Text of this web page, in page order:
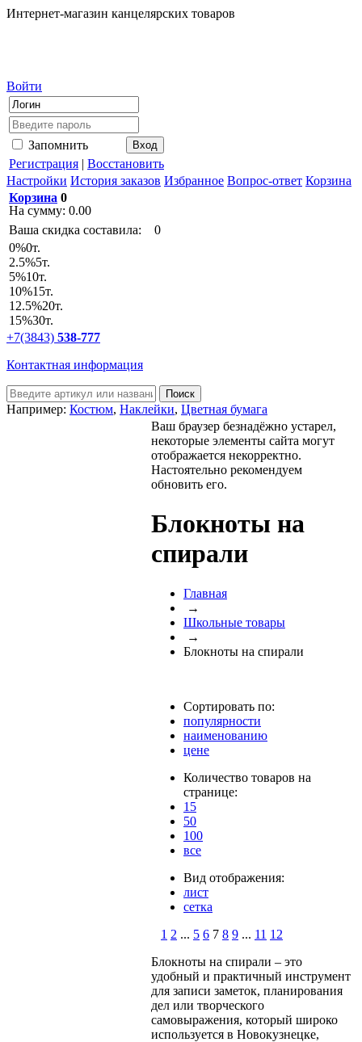
Интернет-магазин канцелярских товаров
Войти
Запомнить
Регистрация | Восстановить
Настройки История заказов Избранное Вопрос-ответ Корзина
Корзина 0
На сумму: 0.00
Ваша скидка составила:
0
0%0т.
2.5%5т.
5%10т.
10%15т.
12.5%20т.
15%30т.
+7(3843) 538-777
Контактная информация
Например: Костюм, Наклейки, Цветная бумага
Ваш браузер безнадёжно устарел,
некоторые элементы сайта могут
отображается некорректно.
Настоятельно рекомендуем
обновить его.
Блокноты на
спирали
Главная
→
Школьные товары
→
Блокноты на спирали
Сортировать по:
популярности
наименованию
цене
Количество товаров на
странице:
15
50
100
все
Вид отображения:
лист
сетка
1 2 ... 5 6 7 8 9 ... 11 12
Блокноты на спирали – это
удобный и практичный инструмент
для записи заметок, планирования
дел или творческого
самовыражения, который широко
используется в Новокузнецке,